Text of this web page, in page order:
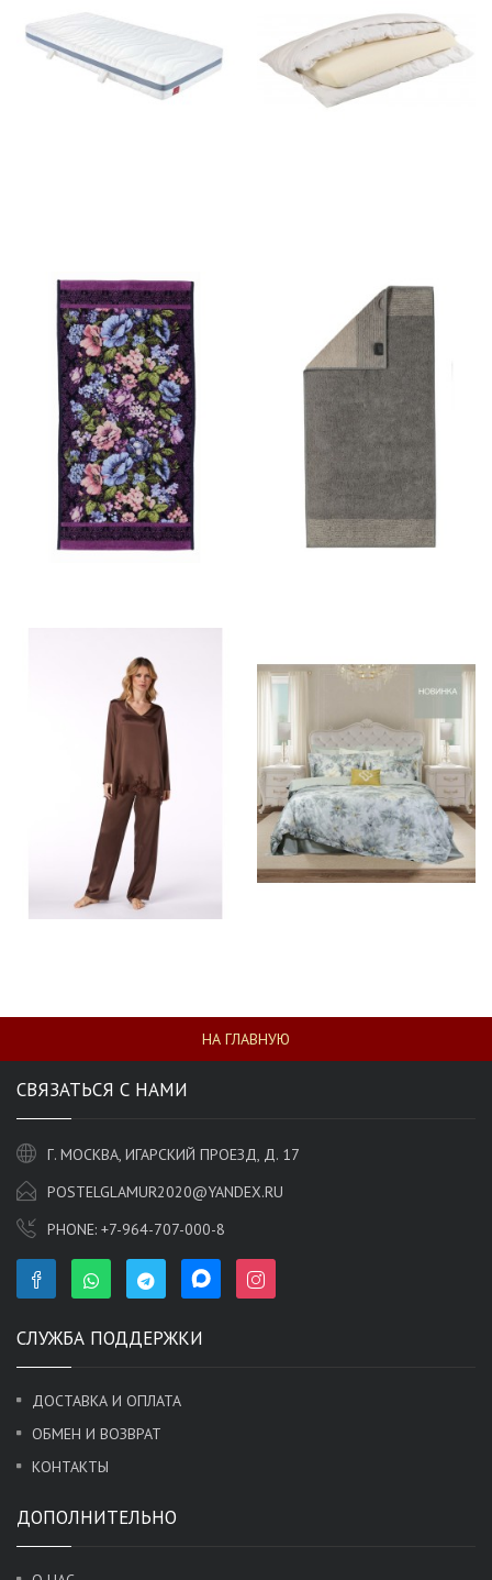
НА ГЛАВНУЮ
СВЯЗАТЬСЯ С НАМИ
Г. МОСКВА, ИГАРСКИЙ ПРОЕЗД, Д. 17
POSTELGLAMUR2020@YANDEX.RU
PHONE: +7-964-707-000-8
СЛУЖБА ПОДДЕРЖКИ
ДОСТАВКА И ОПЛАТА
ОБМЕН И ВОЗВРАТ
КОНТАКТЫ
ДОПОЛНИТЕЛЬНО